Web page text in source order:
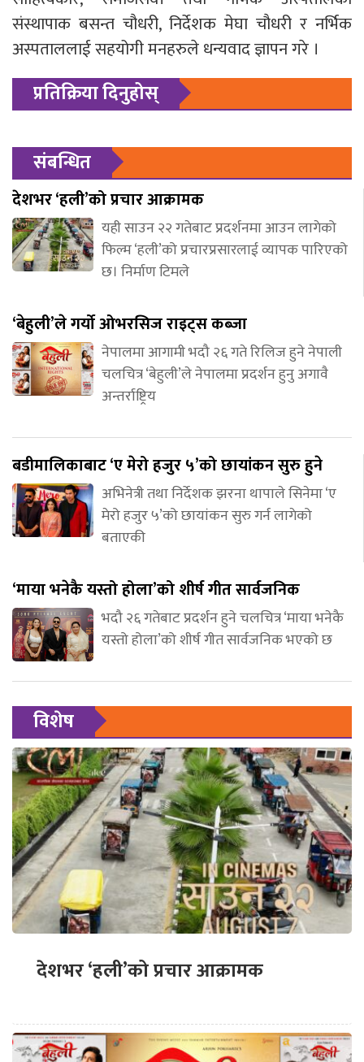
संस्थापाक बसन्त चौधरी, निर्देशक मेघा चौधरी र नर्भिक
अस्पताललाई सहयोगी मनहरुले धन्यवाद ज्ञापन गरे ।
प्रतिक्रिया दिनुहोस्
संबन्धित
देशभर ‘हली’को प्रचार आक्रामक
यही साउन २२ गतेबाट प्रदर्शनमा आउन लागेको
फिल्म ‘हली’को प्रचारप्रसारलाई व्यापक पारिएको
छ। निर्माण टिमले
‘बेहुली’ले गर्यो ओभरसिज राइट्स कब्जा
नेपालमा आगामी भदौ २६ गते रिलिज हुने नेपाली
चलचित्र ‘बेहुली’ले नेपालमा प्रदर्शन हुनु अगावै
अन्तर्राष्ट्रिय
बडीमालिकाबाट ‘ए मेरो हजुर ५’को छायांकन सुरु हुने
अभिनेत्री तथा निर्देशक झरना थापाले सिनेमा ‘ए
मेरो हजुर ५’को छायांकन सुरु गर्न लागेको
बताएकी
‘माया भनेकै यस्तो होला’को शीर्ष गीत सार्वजनिक
भदौ २६ गतेबाट प्रदर्शन हुने चलचित्र ‘माया भनेकै
यस्तो होला’को शीर्ष गीत सार्वजनिक भएको छ
विशेष
देशभर ‘हली’को प्रचार आक्रामक